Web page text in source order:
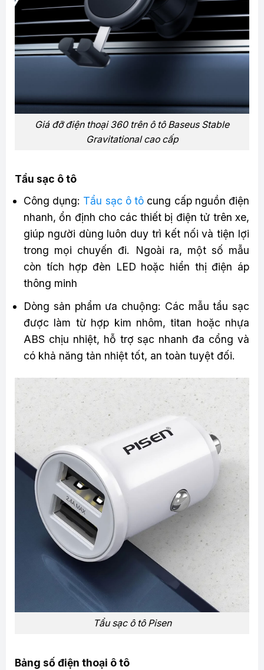
Giá đỡ điện thoại 360 trên ô tô Baseus Stable
Gravitational cao cấp
Tẩu sạc ô tô
Công dụng: Tẩu sạc ô tô cung cấp nguồn điện
nhanh, ổn định cho các thiết bị điện tử trên xe,
giúp người dùng luôn duy trì kết nối và tiện lợi
trong mọi chuyến đi. Ngoài ra, một số mẫu
còn tích hợp đèn LED hoặc hiển thị điện áp
thông minh
Dòng sản phẩm ưa chuộng: Các mẫu tẩu sạc
được làm từ hợp kim nhôm, titan hoặc nhựa
ABS chịu nhiệt, hỗ trợ sạc nhanh đa cổng và
có khả năng tản nhiệt tốt, an toàn tuyệt đối.
Tẩu sạc ô tô Pisen
Bảng số điện thoại ô tô